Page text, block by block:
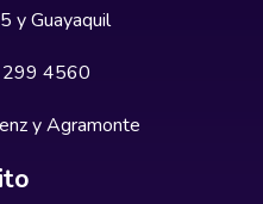
y Guayaquil
4560
y Agramonte